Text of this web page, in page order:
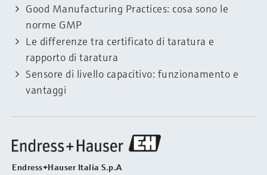
Good Manufacturing Practices: cosa sono le
norme GMP
Le differenze tra certificato di taratura e
rapporto di taratura
Sensore di livello capacitivo: funzionamento e
vantaggi
Endress+Hauser Italia S.p.A